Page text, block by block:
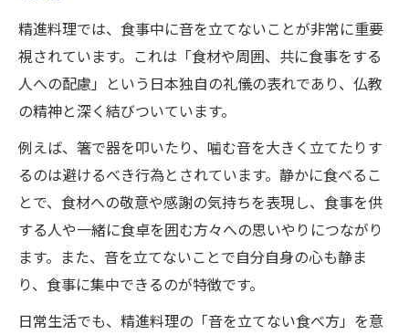
精進料理では、食事中に音を立てないことが非常に重要
視されています。これは「食材や周囲、共に食事をする
人への配慮」という日本独自の礼儀の表れであり、仏教
の精神と深く結びついています。
例えば、箸で器を叩いたり、噛む音を大きく立てたりす
るのは避けるべき行為とされています。静かに食べるこ
とで、食材への敬意や感謝の気持ちを表現し、食事を供
する人や一緒に食卓を囲む方々への思いやりにつながり
ます。また、音を立てないことで自分自身の心も静ま
り、食事に集中できるのが特徴です。
日常生活でも、精進料理の「音を立てない食べ方」を意